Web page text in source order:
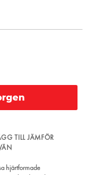
TILL JÄMFÖR
hjärtformade